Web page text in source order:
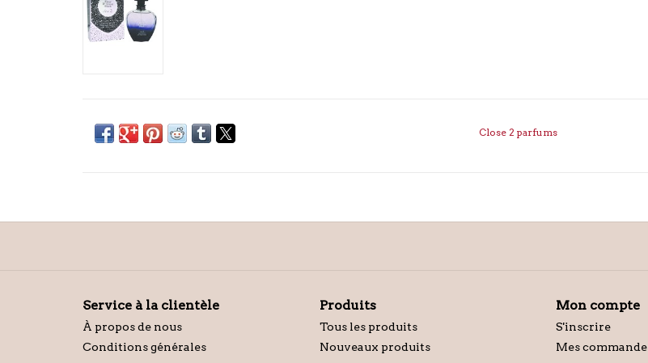
Close 2 parfums
Service à la clientèle
À propos de nous
Conditions générales
Produits
Tous les produits
Nouveaux produits
Mon compte
S'inscrire
Mes